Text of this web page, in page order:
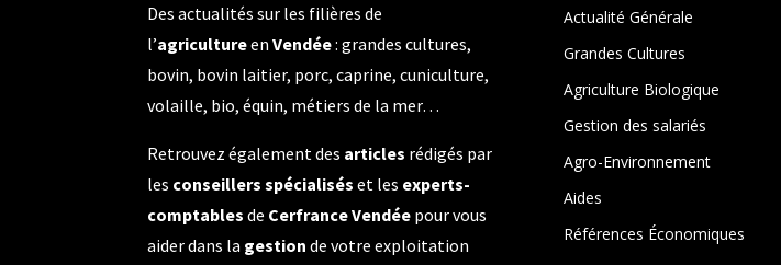
Des actualités sur les filières de
l’agricultureenVendée: grandes cultures,
bovin, bovin laitier, porc, caprine, cuniculture,
volaille, bio, équin, métiers de la mer…
Retrouvez également des articles rédigés par
les conseillers spécialisés et les experts-
comptables de Cerfrance Vendée pour vous
aider dans la gestion de votre exploitation
Actualité Générale
Grandes Cultures
Agriculture Biologique
Gestion des salariés
Agro-Environnement
Aides
Références Économiques